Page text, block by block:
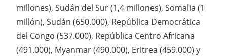
millones), Sudán del Sur (1,4 millones), Somalia (1
millón), Sudán (650.000), República Democrática
del Congo (537.000), República Centro Africana
(491.000), Myanmar (490.000), Eritrea (459.000) y